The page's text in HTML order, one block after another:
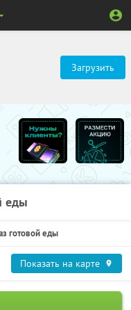
Загрузить
еды
готовой еды
Показать на карте